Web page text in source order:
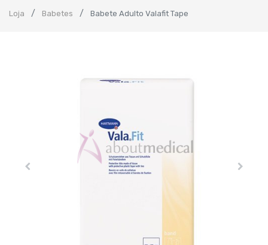
Loja Babetes Babete Adulto Valafit Tape